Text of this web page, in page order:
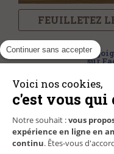
Continuer sans accepter
Voici nos cookies,
c'est vous qui
Notre souhait :vous
expérience en ligne en
continu. Êtes-vous
FEUILLETEZ
sur